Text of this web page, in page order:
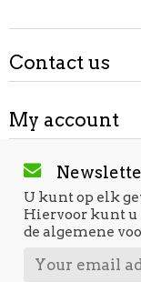
Contact us
My account
U kunt op elk
Hiervoor kunt u
de algemene